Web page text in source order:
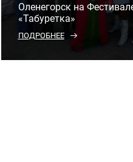
Оленегорск на
«Табуретка»
ПОДРОБНЕЕ